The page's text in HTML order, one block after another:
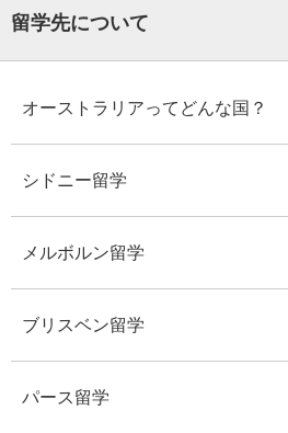
留学先について
オーストラリアってどんな国？
シドニー留学
メルボルン留学
ブリスベン留学
パース留学